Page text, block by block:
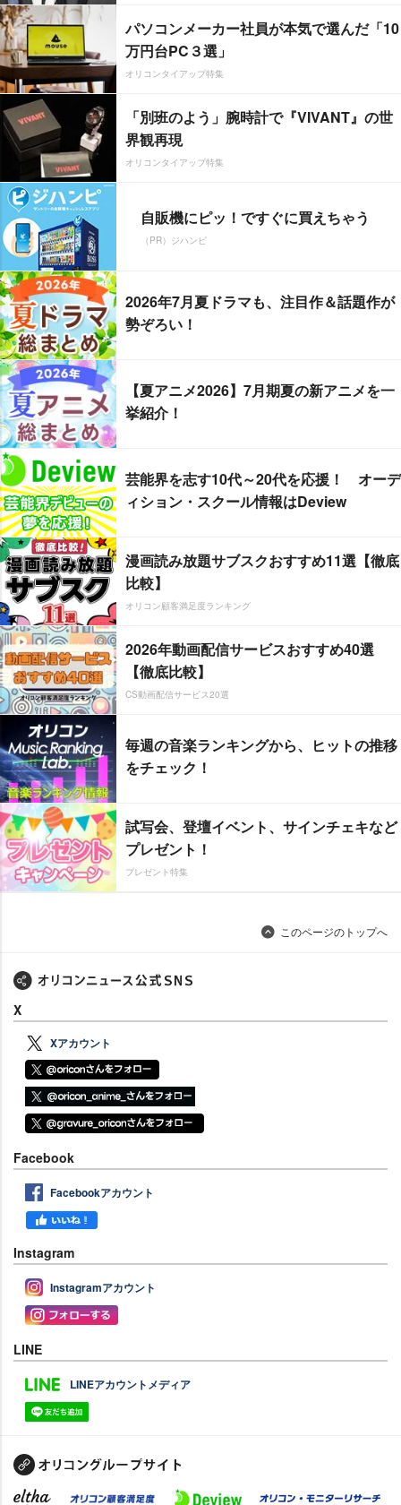
パソコンメーカー社員が本気で選んだ「10
万円台PC３選」
オリコンタイアップ特集
「別班のよう」腕時計で『VIVANT』の世
界観再現
オリコンタイアップ特集
自販機にピッ！ですぐに買えちゃう
（PR）ジハンピ
2026年7月夏ドラマも、注目作＆話題作が
勢ぞろい！
【夏アニメ2026】7月期夏の新アニメを一
挙紹介！
芸能界を志す10代～20代を応援！ オーデ
ィション・スクール情報はDeview
漫画読み放題サブスクおすすめ11選【徹底
比較】
オリコン顧客満足度ランキング
2026年動画配信サービスおすすめ40選
【徹底比較】
CS動画配信サービス20選
毎週の音楽ランキングから、ヒットの推移
をチェック！
試写会、登壇イベント、サインチェキなど
プレゼント！
プレゼント特集
このページのトップへ
X
Xアカウント
Facebook
Facebookアカウント
Instagram
Instagramアカウント
LINE
LINEアカウントメディア